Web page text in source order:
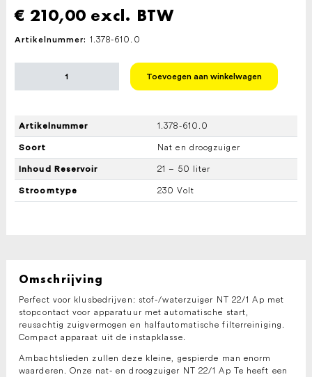
€ 210,00excl. BTW
Artikelnummer: 1.378-610.0
NAT/DROOG
STOFZUIGER
Ap
Te
L
aantal
Toevoegen aan winkelwagen
Artikelnummer 1.378-610.0
Soort Nat en droogzuiger
Inhoud Reservoir 21 – 50 liter
Stroomtype 230 Volt
Omschrijving
Perfect voor klusbedrijven: stof-/waterzuiger NT 22/1 Ap met
stopcontact voor apparatuur met automatische start,
reusachtig zuigvermogen en halfautomatische filterreiniging.
Compact apparaat uit de instapklasse.
Ambachtslieden zullen deze kleine, gespierde man enorm
waarderen. Onze nat- en droogzuiger NT 22/1 Ap Te heeft een